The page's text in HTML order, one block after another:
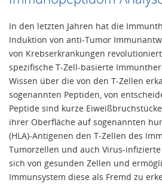
In den letzten Jahren hat die
Induktion von anti-Tumor
von Krebserkrankungen
spezifische T-Zell-basierte
Wissen über die von den T-Zellen
sogenannten Peptiden, von
Peptide sind kurze
ihrer Oberfläche auf sogenannten
(HLA)-Antigenen den T-Zellen des
Tumorzellen und auch Virus-
sich von gesunden Zellen und
Immunsystem diese als Fremd zu